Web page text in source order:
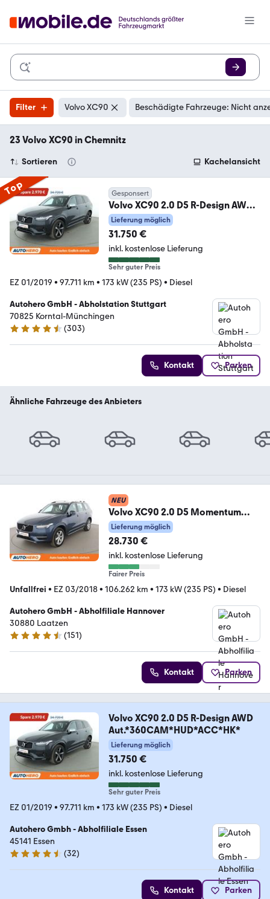
Filter Volvo XC90 Beschädigte Fahrzeuge: Nicht
23 Volvo XC90 in Chemnitz
Sortieren Kachelansicht
Top Gesponsert
Volvo XC90 2.0 D5 R-Design AWD
Aut.*360CAM*HUD*ACC*HK*
Lieferung möglich
31.750 €
inkl. kostenlose Lieferung
Sehr guter Preis
EZ 01/2019 • 97.711 km • 173 kW (235 PS) • Diesel
Autohero GmbH - Abholstation Stuttgart
70825 Korntal-Münchingen
4.4 Sterne
(303)
Kontakt Parken
Ähnliche Fahrzeuge des Anbieters
NEU
Volvo XC90 2.0 D5 Momentum
AWD Aut.*NAVI*LED*ACC*CAM*
Lieferung möglich
28.730 €
inkl. kostenlose Lieferung
Fairer Preis
Unfallfrei • EZ 03/2018• 106.262 km • 173 kW (235 PS) • Diesel
Autohero GmbH - Abholfiliale Hannover
30880 Laatzen
4.7 Sterne
(151)
Kontakt Parken
Volvo XC90 2.0 D5 R-Design AWD
Aut.*360CAM*HUD*ACC*HK*
Lieferung möglich
31.750 €
inkl. kostenlose Lieferung
Sehr guter Preis
EZ 01/2019 • 97.711 km • 173 kW (235 PS) • Diesel
Autohero Gmbh - Abholfiliale Essen
45141 Essen
4.7 Sterne
(32)
Kontakt Parken